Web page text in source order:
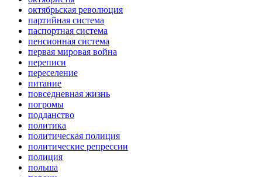
октябрьская революция
партийная система
паспортная система
пенсионная система
первая мировая война
переписи
переселение
питание
повседневная жизнь
погромы
подданство
политика
политическая полиция
политические репрессии
полиция
польша